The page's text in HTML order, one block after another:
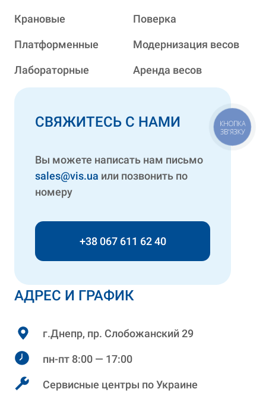
АДРЕС И ГРАФИК
г.Днепр, пр. Слобожанский 29
пн-пт 8:00 — 17:00
Сервисные центры по Украине
Крановые
Платформенные
Лабораторные
Поверка
Модернизация весов
Аренда весов
СВЯЖИТЕСЬ С НАМИ
Вы можете написать нам письмо
sales@vis.ua или позвонить по
номеру
+38 067 611 62 40
КНОПКА
ЗВ'ЯЗКУ